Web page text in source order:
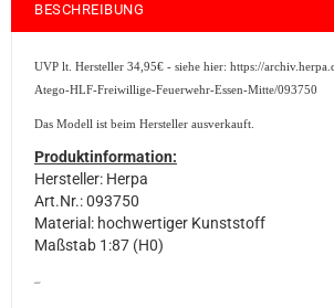
BESCHREIBUNG
UVP lt. Hersteller 34,95€ - siehe hier: https://
Atego-HLF-Freiwillige-Feuerwehr-Essen-Mitte/093750
Das Modell ist beim Hersteller ausverkauft.
Produktinformation:
Hersteller: Herpa
Art.Nr.: 093750
Material: hochwertiger Kunststoff
Maßstab 1:87 (H0)
sale2